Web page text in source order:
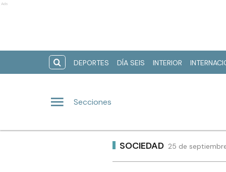
Ads
DEPORTES DÍA SEIS INTERIOR
Secciones
SOCIEDAD 25 de